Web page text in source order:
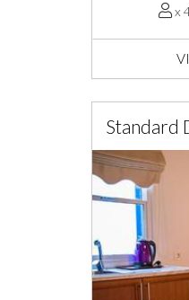
x
Standard